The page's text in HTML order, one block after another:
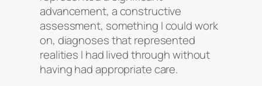
advancement, a constructive
assessment, something I could work
on, diagnoses that represented
realities I had lived through without
having had appropriate care.